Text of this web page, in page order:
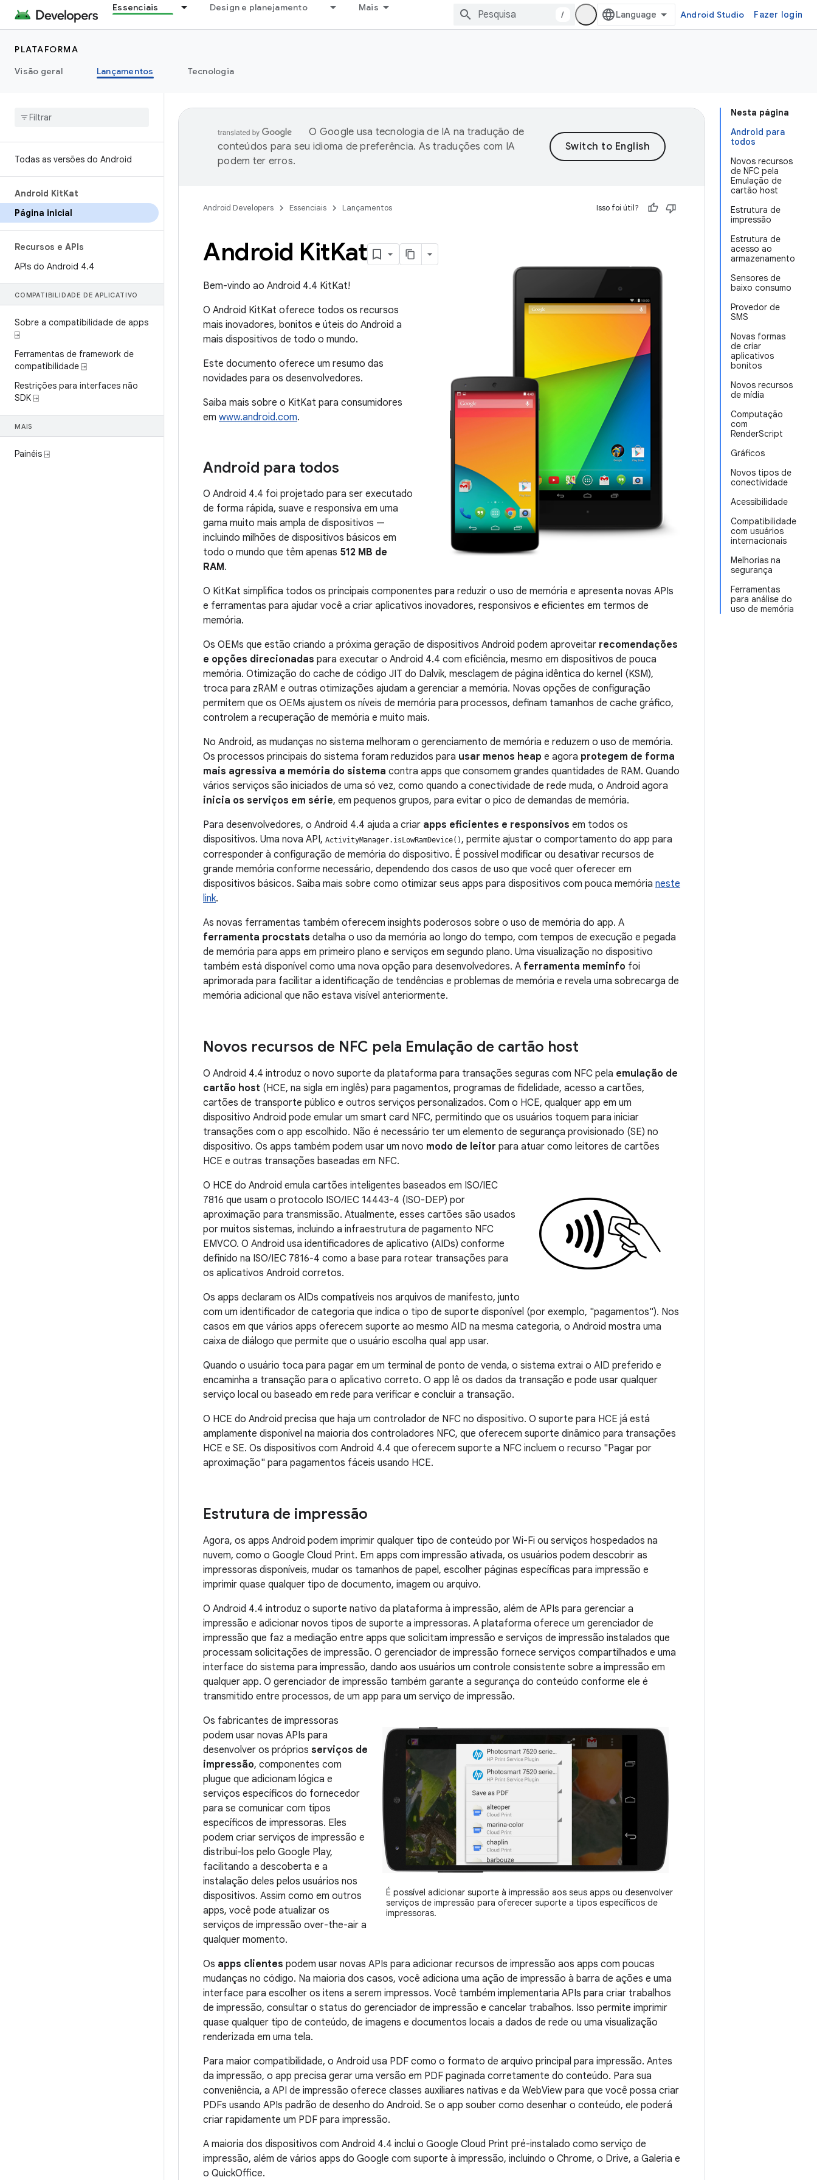
Essenciais Design e planejamento Mais
/ Android Studio Fazer login
PLATAFORMA
Visão geral
Lançamentos Tecnologia
Todas as versões do Android
Android KitKat
Página inicial
Recursos e APIs
APIs do Android 4.4
COMPATIBILIDADE DE APLICATIVO
Sobre a compatibilidade de apps
⍈
Ferramentas de framework de
compatibilidade ⍈
Restrições para interfaces não
SDK ⍈
MAIS
Painéis ⍈
Nesta página
Android para
todos
Novos recursos
de NFC pela
Emulação de
cartão host
Estrutura de
impressão
Estrutura de
acesso ao
armazenamento
Sensores de
baixo consumo
Provedor de
SMS
Novas formas
de criar
aplicativos
bonitos
Novos recursos
de mídia
Computação
com
RenderScript
Gráficos
Novos tipos de
conectividade
Acessibilidade
Compatibilidade
com usuários
internacionais
Melhorias na
segurança
Ferramentas
para análise do
uso de memória
O Google usa tecnologia de IA na tradução de
conteúdos para seu idioma de preferência. As traduções com IA
podem ter erros.
Android Developers Essenciais Lançamentos Isso foi útil?
Android KitKat
Bem-vindo ao Android 4.4 KitKat!
O Android KitKat oferece todos os recursos
mais inovadores, bonitos e úteis do Android a
mais dispositivos de todo o mundo.
Este documento oferece um resumo das
novidades para os desenvolvedores.
Saiba mais sobre o KitKat para consumidores
em www.android.com.
Android para todos
O Android 4.4 foi projetado para ser executado
de forma rápida, suave e responsiva em uma
gama muito mais ampla de dispositivos —
incluindo milhões de dispositivos básicos em
todo o mundo que têm apenas 512 MB de
RAM.
O KitKat simplifica todos os principais componentes para reduzir o uso de memória e apresenta novas APIs
e ferramentas para ajudar você a criar aplicativos inovadores, responsivos e eficientes em termos de
memória.
Os OEMs que estão criando a próxima geração de dispositivos Android podem aproveitar recomendações
e opções direcionadas para executar o Android 4.4 com eficiência, mesmo em dispositivos de pouca
memória. Otimização do cache de código JIT do Dalvik, mesclagem de página idêntica do kernel (KSM),
troca para zRAM e outras otimizações ajudam a gerenciar a memória. Novas opções de configuração
permitem que os OEMs ajustem os níveis de memória para processos, definam tamanhos de cache gráfico,
controlem a recuperação de memória e muito mais.
No Android, as mudanças no sistema melhoram o gerenciamento de memória e reduzem o uso de memória.
Os processos principais do sistema foram reduzidos para usar menos heap e agora protegem de forma
mais agressiva a memória do sistema contra apps que consomem grandes quantidades de RAM. Quando
vários serviços são iniciados de uma só vez, como quando a conectividade de rede muda, o Android agora
inicia os serviços em série, em pequenos grupos, para evitar o pico de demandas de memória.
Para desenvolvedores, o Android 4.4 ajuda a criar apps eficientes e responsivos em todos os
dispositivos. Uma nova API, ActivityManager.isLowRamDevice(), permite ajustar o comportamento do app para
corresponder à configuração de memória do dispositivo. É possível modificar ou desativar recursos de
grande memória conforme necessário, dependendo dos casos de uso que você quer oferecer em
dispositivos básicos. Saiba mais sobre como otimizar seus apps para dispositivos com pouca memória neste
link.
As novas ferramentas também oferecem insights poderosos sobre o uso de memória do app. A
ferramenta procstats detalha o uso da memória ao longo do tempo, com tempos de execução e pegada
de memória para apps em primeiro plano e serviços em segundo plano. Uma visualização no dispositivo
também está disponível como uma nova opção para desenvolvedores. A ferramenta meminfo foi
aprimorada para facilitar a identificação de tendências e problemas de memória e revela uma sobrecarga de
memória adicional que não estava visível anteriormente.
Novos recursos de NFC pela Emulação de cartão host
O Android 4.4 introduz o novo suporte da plataforma para transações seguras com NFC pela emulação de
cartão host (HCE, na sigla em inglês) para pagamentos, programas de fidelidade, acesso a cartões,
cartões de transporte público e outros serviços personalizados. Com o HCE, qualquer app em um
dispositivo Android pode emular um smart card NFC, permitindo que os usuários toquem para iniciar
transações com o app escolhido. Não é necessário ter um elemento de segurança provisionado (SE) no
dispositivo. Os apps também podem usar um novo modo de leitor para atuar como leitores de cartões
HCE e outras transações baseadas em NFC.
O HCE do Android emula cartões inteligentes baseados em ISO/IEC
7816 que usam o protocolo ISO/IEC 14443-4 (ISO-DEP) por
aproximação para transmissão. Atualmente, esses cartões são usados
por muitos sistemas, incluindo a infraestrutura de pagamento NFC
EMVCO. O Android usa identificadores de aplicativo (AIDs) conforme
definido na ISO/IEC 7816-4 como a base para rotear transações para
os aplicativos Android corretos.
Os apps declaram os AIDs compatíveis nos arquivos de manifesto, junto
com um identificador de categoria que indica o tipo de suporte disponível (por exemplo, "pagamentos"). Nos
casos em que vários apps oferecem suporte ao mesmo AID na mesma categoria, o Android mostra uma
caixa de diálogo que permite que o usuário escolha qual app usar.
Quando o usuário toca para pagar em um terminal de ponto de venda, o sistema extrai o AID preferido e
encaminha a transação para o aplicativo correto. O app lê os dados da transação e pode usar qualquer
serviço local ou baseado em rede para verificar e concluir a transação.
O HCE do Android precisa que haja um controlador de NFC no dispositivo. O suporte para HCE já está
amplamente disponível na maioria dos controladores NFC, que oferecem suporte dinâmico para transações
HCE e SE. Os dispositivos com Android 4.4 que oferecem suporte a NFC incluem o recurso "Pagar por
aproximação" para pagamentos fáceis usando HCE.
Estrutura de impressão
Agora, os apps Android podem imprimir qualquer tipo de conteúdo por Wi-Fi ou serviços hospedados na
nuvem, como o Google Cloud Print. Em apps com impressão ativada, os usuários podem descobrir as
impressoras disponíveis, mudar os tamanhos de papel, escolher páginas específicas para impressão e
imprimir quase qualquer tipo de documento, imagem ou arquivo.
O Android 4.4 introduz o suporte nativo da plataforma à impressão, além de APIs para gerenciar a
impressão e adicionar novos tipos de suporte a impressoras. A plataforma oferece um gerenciador de
impressão que faz a mediação entre apps que solicitam impressão e serviços de impressão instalados que
processam solicitações de impressão. O gerenciador de impressão fornece serviços compartilhados e uma
interface do sistema para impressão, dando aos usuários um controle consistente sobre a impressão em
qualquer app. O gerenciador de impressão também garante a segurança do conteúdo conforme ele é
transmitido entre processos, de um app para um serviço de impressão.
É possível adicionar suporte à impressão aos seus apps ou desenvolver
serviços de impressão para oferecer suporte a tipos específicos de
impressoras.
Os fabricantes de impressoras
podem usar novas APIs para
desenvolver os próprios serviços de
impressão, componentes com
plugue que adicionam lógica e
serviços específicos do fornecedor
para se comunicar com tipos
específicos de impressoras. Eles
podem criar serviços de impressão e
distribuí-los pelo Google Play,
facilitando a descoberta e a
instalação deles pelos usuários nos
dispositivos. Assim como em outros
apps, você pode atualizar os
serviços de impressão over-the-air a
qualquer momento.
Os apps clientes podem usar novas APIs para adicionar recursos de impressão aos apps com poucas
mudanças no código. Na maioria dos casos, você adiciona uma ação de impressão à barra de ações e uma
interface para escolher os itens a serem impressos. Você também implementaria APIs para criar trabalhos
de impressão, consultar o status do gerenciador de impressão e cancelar trabalhos. Isso permite imprimir
quase qualquer tipo de conteúdo, de imagens e documentos locais a dados de rede ou uma visualização
renderizada em uma tela.
Para maior compatibilidade, o Android usa PDF como o formato de arquivo principal para impressão. Antes
da impressão, o app precisa gerar uma versão em PDF paginada corretamente do conteúdo. Para sua
conveniência, a API de impressão oferece classes auxiliares nativas e da WebView para que você possa criar
PDFs usando APIs padrão de desenho do Android. Se o app souber como desenhar o conteúdo, ele poderá
criar rapidamente um PDF para impressão.
A maioria dos dispositivos com Android 4.4 inclui o Google Cloud Print pré-instalado como serviço de
impressão, além de vários apps do Google com suporte à impressão, incluindo o Chrome, o Drive, a Galeria e
o QuickOffice.